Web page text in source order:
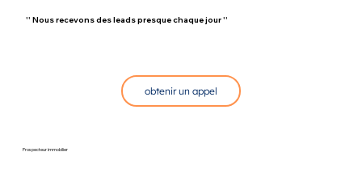
'' Nous recevons des leads presque chaque jour ''
obtenir un appel
Prospecteur immobilier